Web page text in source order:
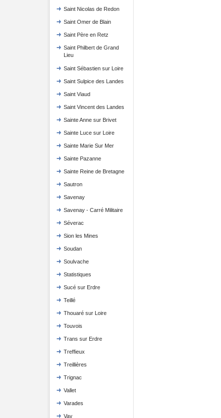
Saint Nicolas de Redon
Saint Omer de Blain
Saint Père en Retz
Saint Philbert de Grand
Lieu
Saint Sébastien sur Loire
Saint Sulpice des Landes
Saint Viaud
Saint Vincent des Landes
Sainte Anne sur Brivet
Sainte Luce sur Loire
Sainte Marie Sur Mer
Sainte Pazanne
Sainte Reine de Bretagne
Sautron
Savenay
Savenay - Carré Militaire
Séverac
Sion les Mines
Soudan
Soulvache
Statistiques
Sucé sur Erdre
Teillé
Thouaré sur Loire
Touvois
Trans sur Erdre
Treffieux
Treillières
Trignac
Vallet
Varades
Vay